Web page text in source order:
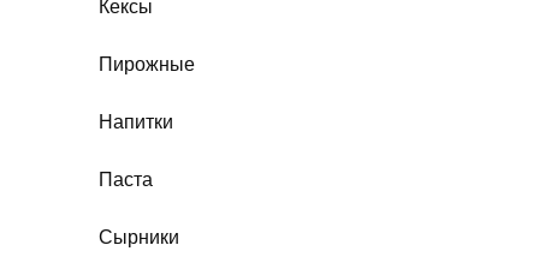
Кексы
Пирожные
Напитки
Паста
Сырники